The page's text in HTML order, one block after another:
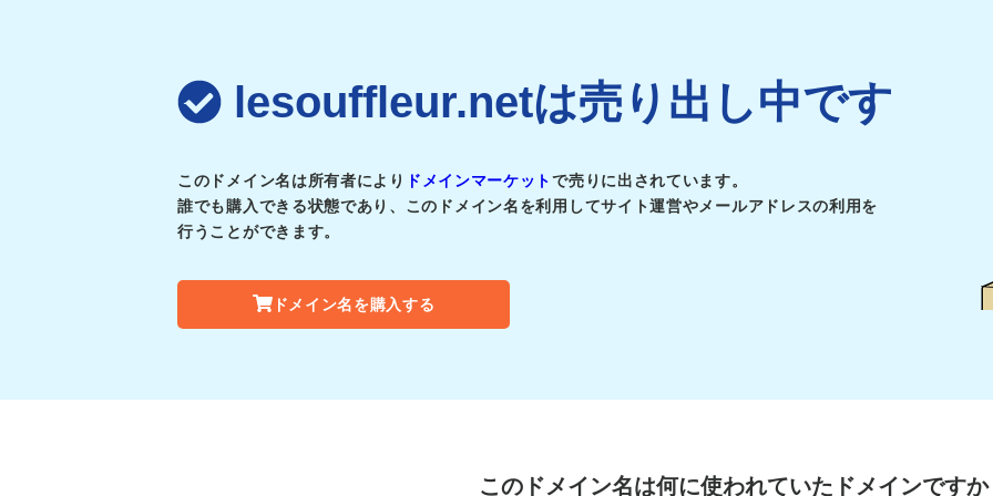
lesouffleur.netは売り出し中です
このドメイン名は所有者により ドメインマーケットで売りに出されています。
誰でも購入できる状態であり、このドメイン名を利用してサイト運営やメールアドレスの利用を
行うことができます。
ドメイン名を購入する
このドメイン名は何に使われていたドメインですか